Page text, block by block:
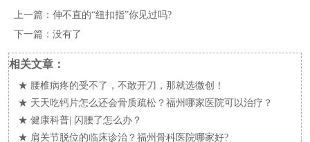
上一篇：伸不直的“纽扣指”你见过吗?
下一篇：没有了
相关文章：
★ 腰椎病疼的受不了，不敢开刀，那就选微创！
★ 天天吃钙片怎么还会骨质疏松？福州哪家医院可以治疗？
★健康科普| 闪腰了怎么办？
★ 肩关节脱位的临床诊治？福州骨科医院哪家好?